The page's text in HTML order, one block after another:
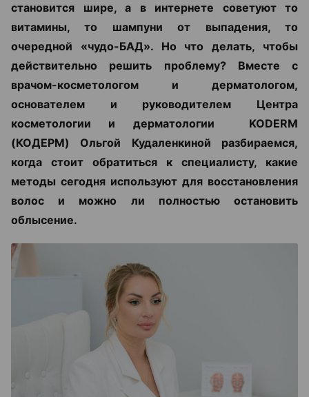
становится шире, а в интернете советуют то
витамины, то шампуни от выпадения, то
очередной «чудо-БАД». Но что делать, чтобы
действительно решить проблему? Вместе с
врачом-косметологом и дерматологом,
основателем и руководителем Центра
косметологии и дерматологии KODERM
(КОДЕРМ) Ольгой Кудаленкиной разбираемся,
когда стоит обратиться к специалисту, какие
методы сегодня используют для восстановления
волос и можно ли полностью остановить
облысение.